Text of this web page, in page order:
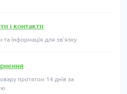
і контакти
та інформація для зв'язку
протягом 14 днів за